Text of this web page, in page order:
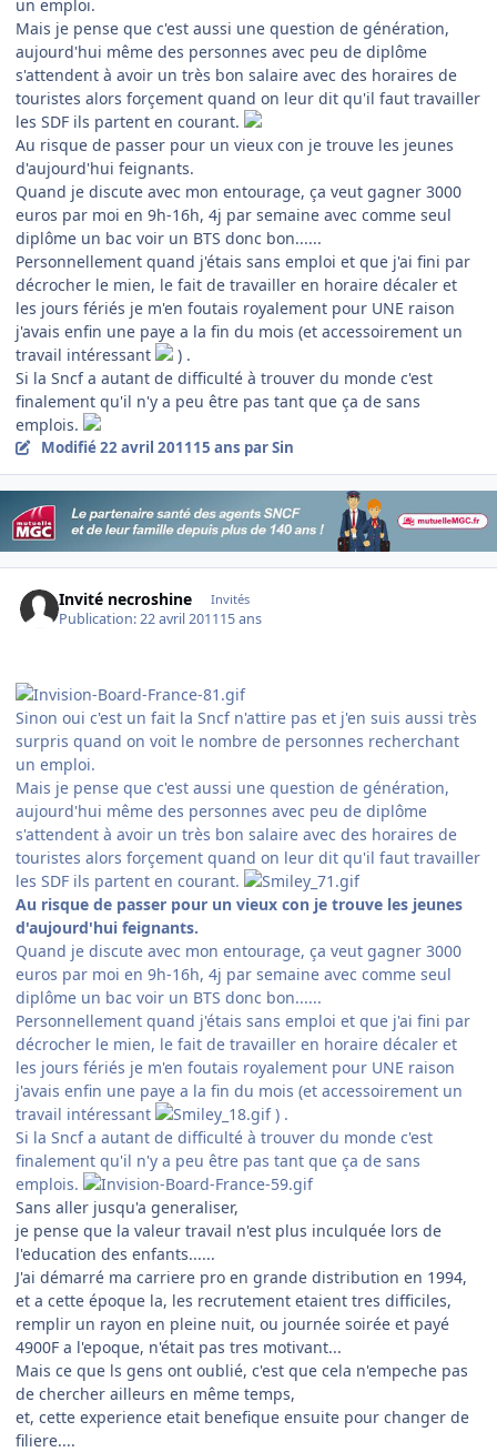
un emploi.
Mais je pense que c'est aussi une question de génération,
aujourd'hui même des personnes avec peu de diplôme
s'attendent à avoir un très bon salaire avec des horaires de
touristes alors forçement quand on leur dit qu'il faut travailler
les SDF ils partent en courant.
Au risque de passer pour un vieux con je trouve les jeunes
d'aujourd'hui feignants.
Quand je discute avec mon entourage, ça veut gagner 3000
euros par moi en 9h-16h, 4j par semaine avec comme seul
diplôme un bac voir un BTS donc bon......
Personnellement quand j'étais sans emploi et que j'ai fini par
décrocher le mien, le fait de travailler en horaire décaler et
les jours fériés je m'en foutais royalement pour UNE raison
j'avais enfin une paye a la fin du mois (et accessoirement un
travail intéressant
) .
Si la Sncf a autant de difficulté à trouver du monde c'est
finalement qu'il n'y a peu être pas tant que ça de sans
emplois.
Modifié22 avril 201115 ans par Sin
Invité necroshine Invités
Publication:22 avril 201115 ans
Sinon oui c'est un fait la Sncf n'attire pas et j'en suis aussi très
surpris quand on voit le nombre de personnes recherchant
un emploi.
Mais je pense que c'est aussi une question de génération,
aujourd'hui même des personnes avec peu de diplôme
s'attendent à avoir un très bon salaire avec des horaires de
touristes alors forçement quand on leur dit qu'il faut travailler
les SDF ils partent en courant.
Au risque de passer pour un vieux con je trouve les jeunes
d'aujourd'hui feignants.
Quand je discute avec mon entourage, ça veut gagner 3000
euros par moi en 9h-16h, 4j par semaine avec comme seul
diplôme un bac voir un BTS donc bon......
Personnellement quand j'étais sans emploi et que j'ai fini par
décrocher le mien, le fait de travailler en horaire décaler et
les jours fériés je m'en foutais royalement pour UNE raison
j'avais enfin une paye a la fin du mois (et accessoirement un
travail intéressant
) .
Si la Sncf a autant de difficulté à trouver du monde c'est
finalement qu'il n'y a peu être pas tant que ça de sans
emplois.
Sans aller jusqu'a generaliser,
je pense que la valeur travail n'est plus inculquée lors de
l'education des enfants......
J'ai démarré ma carriere pro en grande distribution en 1994,
et a cette époque la, les recrutement etaient tres difficiles,
remplir un rayon en pleine nuit, ou journée soirée et payé
4900F a l'epoque, n'était pas tres motivant...
Mais ce que ls gens ont oublié, c'est que cela n'empeche pas
de chercher ailleurs en même temps,
et, cette experience etait benefique ensuite pour changer de
filiere....